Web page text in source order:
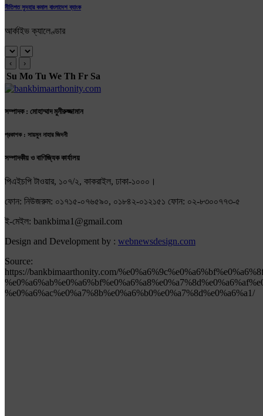
নীতিগত সুদহার কমাল বাংলাদেশ ব্যাংক
আর্কাইভ ক্যালেণ্ডার
‹ ›
Su Mo Tu We Th Fr Sa
সম্পাদক : মোহাম্মাদ মুনীরুজ্জামান
প্রকাশক : সায়মুন নাহার জিদনী
সম্পাদকীয় ও বাণিজ্যিক কার্যালয়
পিএইচপি টাওয়ার, ১০৭/২, কাকরাইল, ঢাকা-১০০০।
ফোন: নিউজরুম: ০১৭১৫-০৭৬৫৯০, ০১৮৪২-০১২১৫১ ফোন: ০২-৮৩০০৭৭৩-৫
ই-মেইল: bankbima1@gmail.com
Design and Development by : webnewsdesign.com
Source:
https://bankbimaarthonity.com/
%e0%a6%ac%e0%a7%8b%e0%a6%b0%e0%a7%8d%e0%a6%a1/